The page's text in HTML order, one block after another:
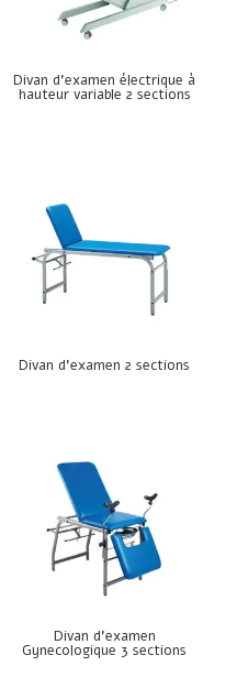
Divan d’examen électrique à
hauteur variable 2 sections
Divan d’examen 2 sections
Divan d’examen
Gynecologique 3 sections